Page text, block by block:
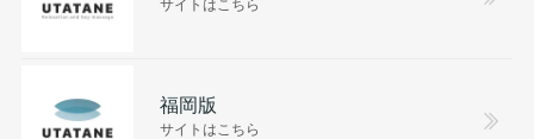
福岡版
サイトはこちら